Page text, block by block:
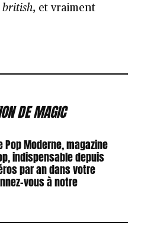
british, et vraiment
DE MAGIC
Pop Moderne, magazine
indispensable depuis
par an dans votre
vous à notre